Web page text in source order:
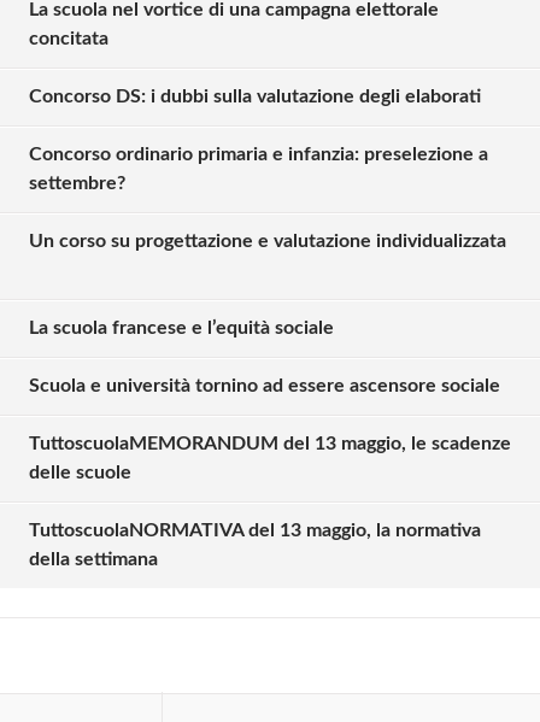
La scuola nel vortice di una campagna elettorale
concitata
Concorso DS: i dubbi sulla valutazione degli elaborati
Concorso ordinario primaria e infanzia: preselezione a
settembre?
Un corso su progettazione e valutazione individualizzata
La scuola francese e l’equità sociale
Scuola e università tornino ad essere ascensore sociale
TuttoscuolaMEMORANDUM del 13 maggio, le scadenze
delle scuole
TuttoscuolaNORMATIVA del 13 maggio, la normativa
della settimana
Solo gli utenti registrati possono
Effettua il